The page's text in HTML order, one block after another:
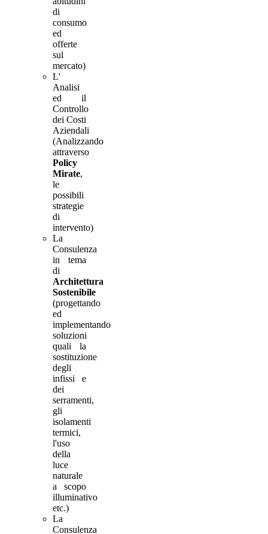
di
consumo
ed
offerte
sul
mercato)
L'
Analisi
ed il
Controllo
dei Costi
Aziendali
(Analizzando
attraverso
Policy
Mirate,
le
possibili
strategie
di
intervento)
La
Consulenza
in tema
di
Architettura
Sostenibile
(progettando
ed
implementando
soluzioni
quali la
sostituzione
degli
infissi e
dei
serramenti,
gli
isolamenti
termici,
l'uso
della
luce
naturale
a scopo
illuminativo
etc.)
La
Consulenza